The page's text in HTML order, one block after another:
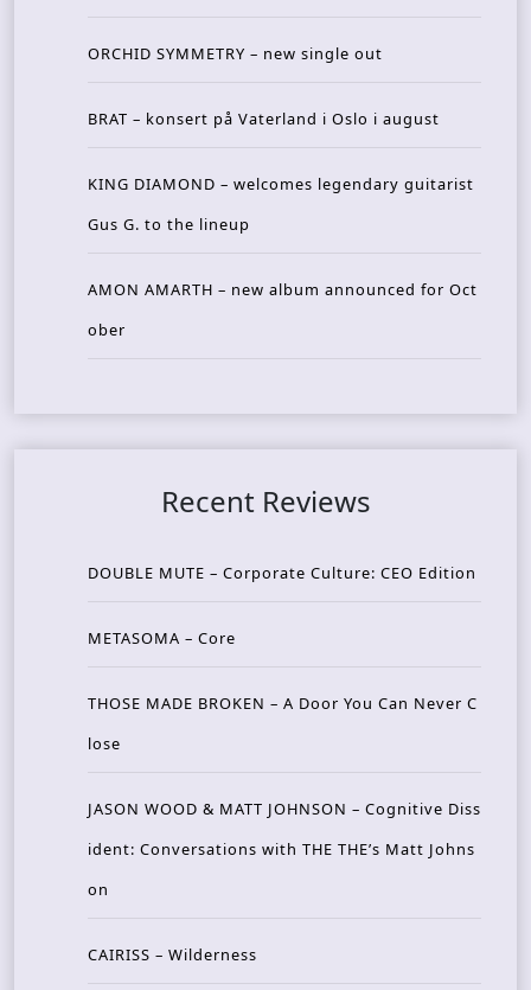
ORCHID SYMMETRY – new single out
BRAT – konsert på Vaterland i Oslo i august
KING DIAMOND – welcomes legendary guitarist
Gus G. to the lineup
AMON AMARTH – new album announced for Oct
ober
Recent Reviews
DOUBLE MUTE – Corporate Culture: CEO Edition
METASOMA – Core
THOSE MADE BROKEN – A Door You Can Never C
lose
JASON WOOD & MATT JOHNSON – Cognitive Diss
ident: Conversations with THE THE’s Matt Johns
on
CAIRISS – Wilderness